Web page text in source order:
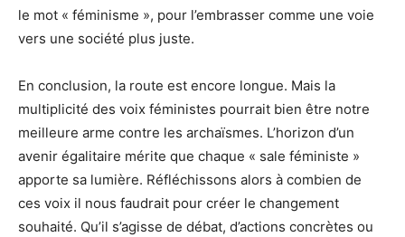
le mot « féminisme », pour l’embrasser comme une voie
vers une société plus juste.
En conclusion, la route est encore longue. Mais la
multiplicité des voix féministes pourrait bien être notre
meilleure arme contre les archaïsmes. L’horizon d’un
avenir égalitaire mérite que chaque « sale féministe »
apporte sa lumière. Réfléchissons alors à combien de
ces voix il nous faudrait pour créer le changement
souhaité. Qu’il s’agisse de débat, d’actions concrètes ou